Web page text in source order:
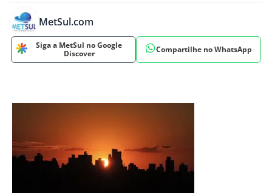
MetSul.com
Siga a MetSul no Google
Discover
Compartilhe no WhatsApp